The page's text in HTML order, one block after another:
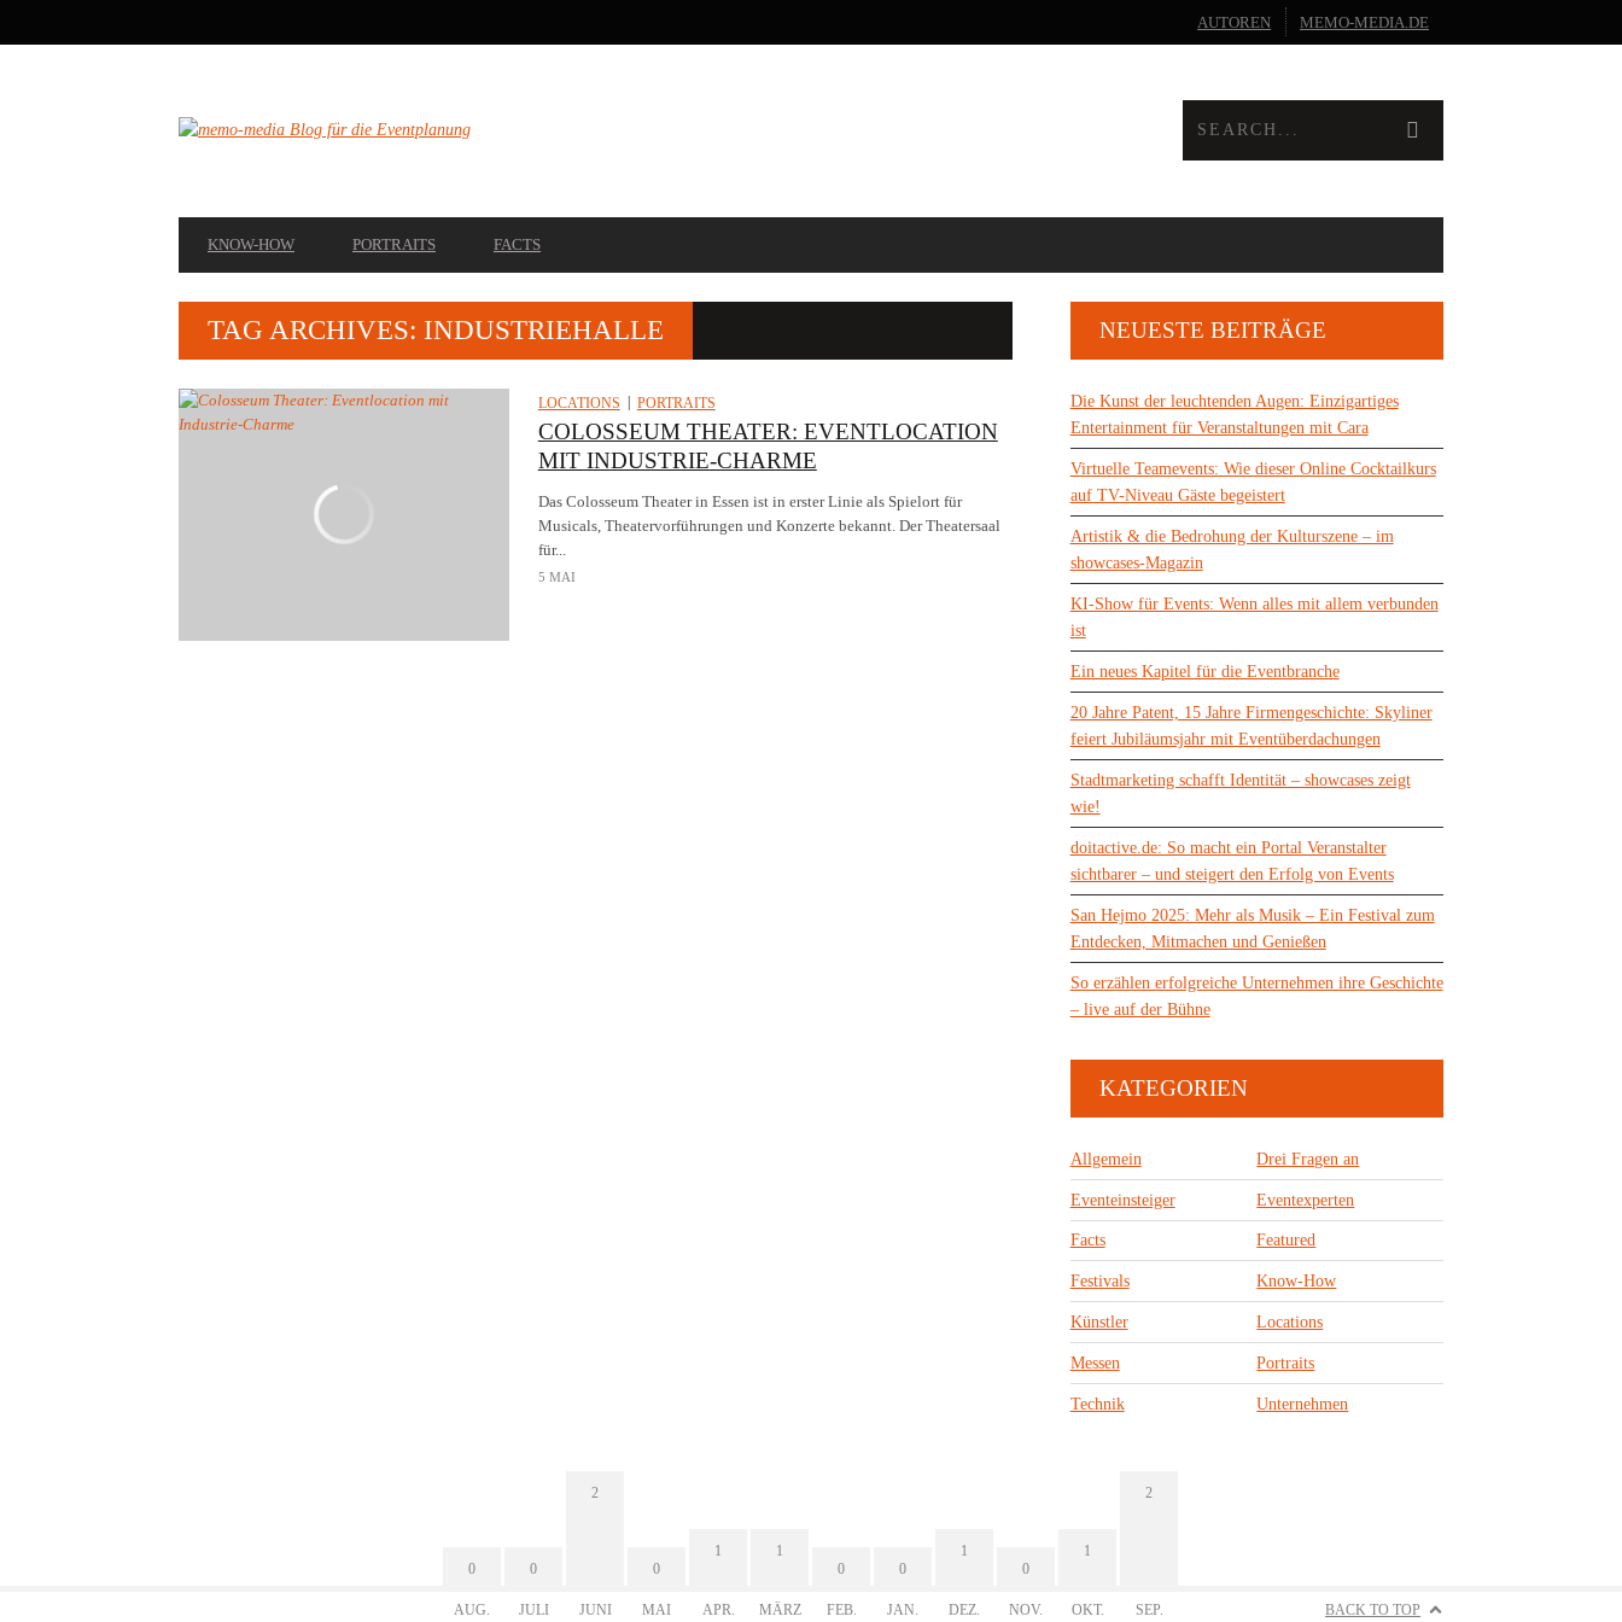
NAVIGATION
AUTOREN MEMO-MEDIA.DE
NAVIGATION
KNOW-HOW PORTRAITS FACTS
TAG ARCHIVES: INDUSTRIEHALLE
LOCATIONS PORTRAITS
COLOSSEUM THEATER: EVENTLOCATION
MIT INDUSTRIE-CHARME
Das Colosseum Theater in Essen ist in erster Linie als Spielort für
Musicals, Theatervorführungen und Konzerte bekannt. Der Theatersaal
für...
5 MAI
NEUESTE BEITRÄGE
Die Kunst der leuchtenden Augen: Einzigartiges
Entertainment für Veranstaltungen mit Cara
Virtuelle Teamevents: Wie dieser Online Cocktailkurs
auf TV-Niveau Gäste begeistert
Artistik & die Bedrohung der Kulturszene – im
showcases-Magazin
KI-Show für Events: Wenn alles mit allem verbunden
ist
Ein neues Kapitel für die Eventbranche
20 Jahre Patent, 15 Jahre Firmengeschichte: Skyliner
feiert Jubiläumsjahr mit Eventüberdachungen
Stadtmarketing schafft Identität – showcases zeigt
wie!
doitactive.de: So macht ein Portal Veranstalter
sichtbarer – und steigert den Erfolg von Events
San Hejmo 2025: Mehr als Musik – Ein Festival zum
Entdecken, Mitmachen und Genießen
So erzählen erfolgreiche Unternehmen ihre Geschichte
– live auf der Bühne
KATEGORIEN
Allgemein Drei Fragen an
Eventeinsteiger Eventexperten
Facts Featured
Festivals Know-How
Künstler Locations
Messen Portraits
Technik Unternehmen
0
AUG.
0
JULI
2
JUNI
0
MAI
1
APR.
1
MÄRZ
0
FEB.
0
JAN.
1
DEZ.
0
NOV.
1
OKT.
2
SEP. BACK TO TOP